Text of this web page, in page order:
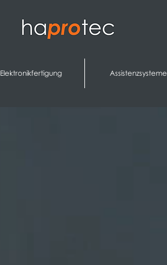
Elektronikfertigung Assistenzsysteme